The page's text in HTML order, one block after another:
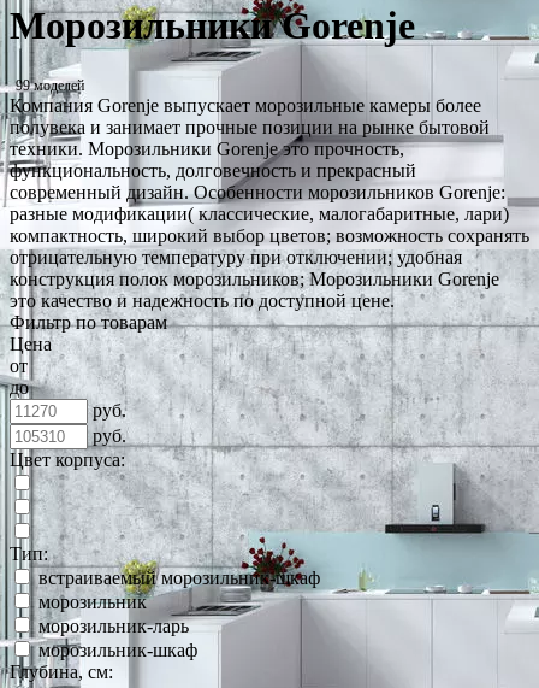
Морозильники Gorenje
99 моделей
Компания Gorenje выпускает морозильные камеры более
полувека и занимает прочные позиции на рынке бытовой
техники. Морозильники Gorenje это прочность,
функциональность, долговечность и прекрасный
современный дизайн. Особенности морозильников Gorenje:
разные модификации( классические, малогабаритные, лари)
компактность, широкий выбор цветов; возможность сохранять
отрицательную температуру при отключении; удобная
конструкция полок морозильников; Морозильники Gorenje
это качество и надежность по доступной цене.
Фильтр по товарам
Цена
от
до
руб.
руб.
Цвет корпуса:
Тип:
встраиваемый морозильник-шкаф
морозильник
морозильник-ларь
морозильник-шкаф
Глубина, см: